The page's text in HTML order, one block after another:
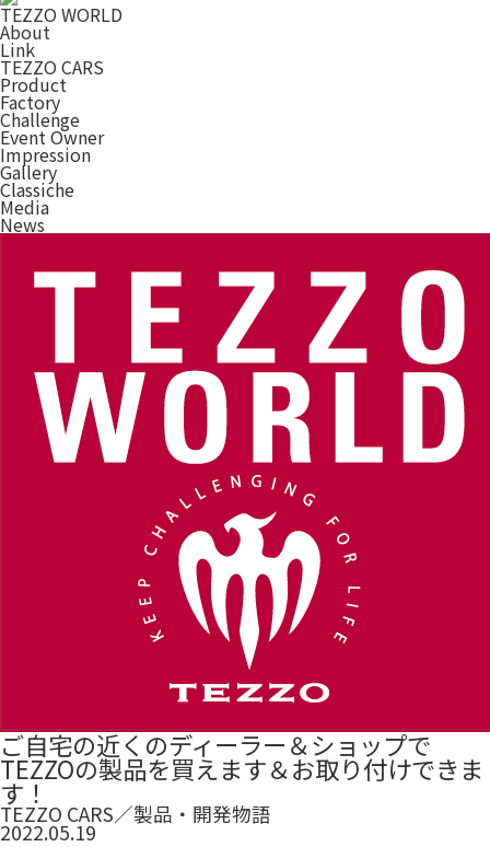
TEZZO WORLD
About
Link
TEZZO CARS
Product
Factory
Challenge
Event Owner
Impression
Gallery
Classiche
Media
News
ご自宅の近くのディーラー＆ショップで
TEZZOの製品を買えます＆お取り付けできま
す！
TEZZO CARS／製品・開発物語
2022.05.19